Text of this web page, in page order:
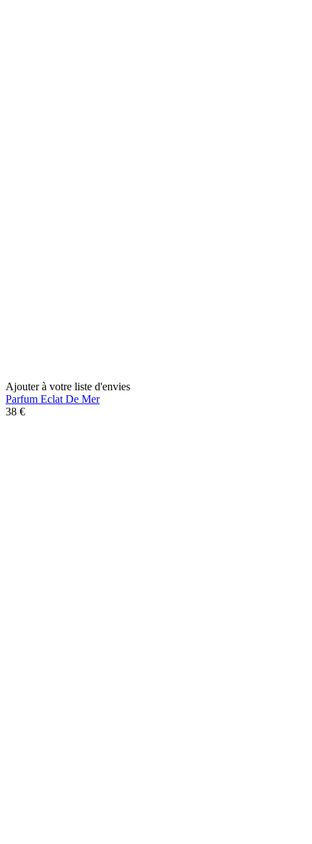
Ajouter à votre liste d'envies
Parfum Eclat De Mer
38 €